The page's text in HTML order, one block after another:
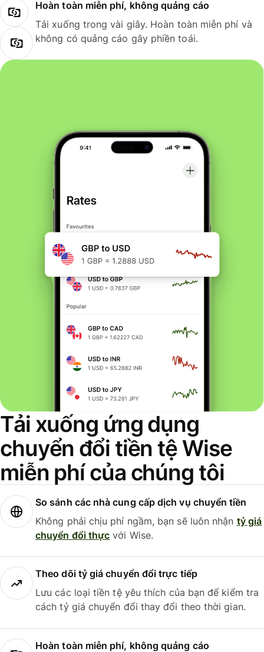
Hoàn toàn miễn phí, không quảng cáo
Tải xuống trong vài giây. Hoàn toàn miễn phí và
không có quảng cáo gây phiền toái.
Tải xuống ứng dụng
chuyển đổi tiền tệ Wise
miễn phí của chúng tôi
So sánh các nhà cung cấp dịch vụ chuyển tiền
Không phải chịu phí ngầm, bạn sẽ luôn nhận tỷ giá
chuyển đổi thực với Wise.
Theo dõi tỷ giá chuyển đổi trực tiếp
Lưu các loại tiền tệ yêu thích của bạn để kiểm tra
cách tỷ giá chuyển đổi thay đổi theo thời gian.
Hoàn toàn miễn phí, không quảng cáo